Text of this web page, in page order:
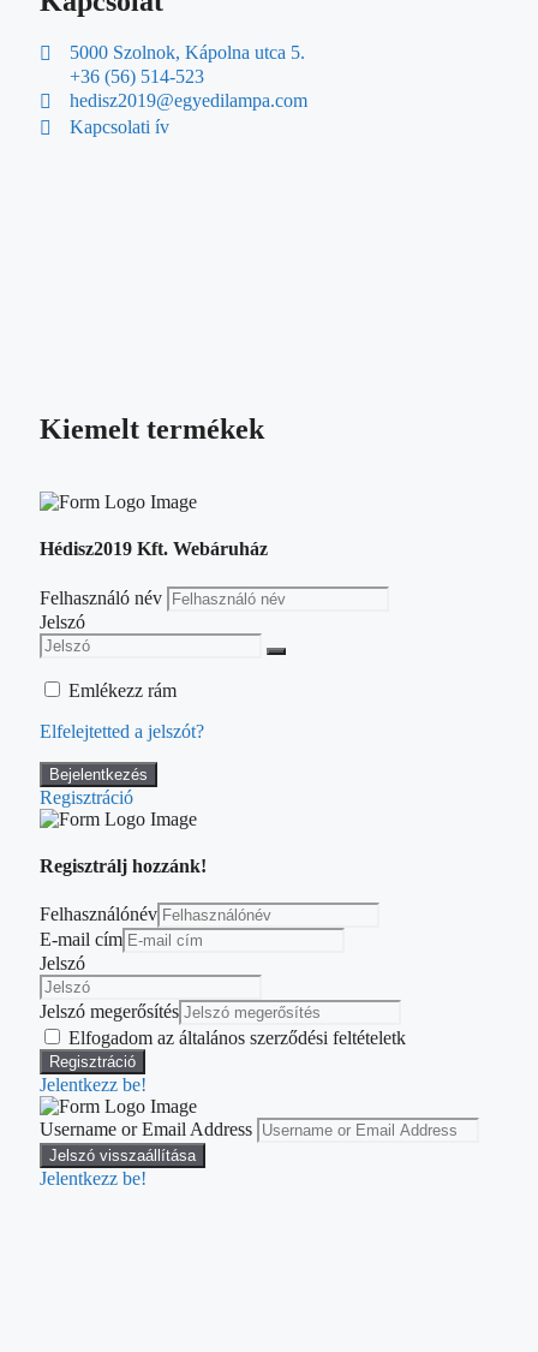
5000 Szolnok, Kápolna utca 5.
+36 (56) 514-523
hedisz2019@egyedilampa.com
Kapcsolati ív
Kiemelt termékek
Hédisz2019 Kft. Webáruház
Felhasználó név
Jelszó
Emlékezz rám
Elfelejtetted a jelszót?
Regisztráció
Regisztrálj hozzánk!
Felhasználónév
E-mail cím
Jelszó
Jelszó megerősítés
Elfogadom az általános szerződési feltételetk
Jelentkezz be!
Username or Email Address
Jelentkezz be!